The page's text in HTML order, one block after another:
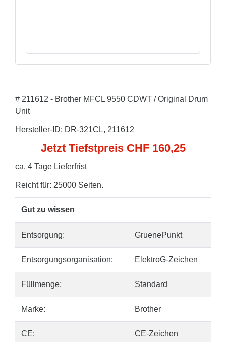
# 211612 - Brother MFCL 9550 CDWT / Original Drum
Unit
Hersteller-ID: DR-321CL, 211612
Jetzt Tiefstpreis CHF 160,25
ca. 4 Tage Lieferfrist
Reicht für: 25000 Seiten.
Gut zu wissen
Entsorgung: GruenePunkt
Entsorgungsorganisation: ElektroG-Zeichen
Füllmenge: Standard
Marke: Brother
CE: CE-Zeichen